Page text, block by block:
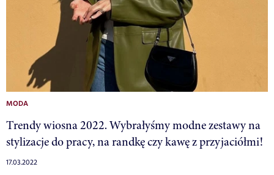
MODA
Trendy wiosna 2022. Wybrałyśmy modne zestawy na
stylizacje do pracy, na randkę czy kawę z przyjaciółmi!
17.03.2022